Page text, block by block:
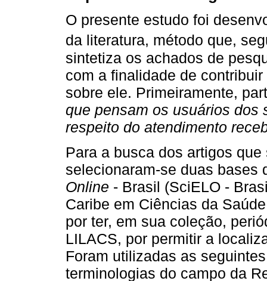
O presente estudo foi
da literatura, método que,
sintetiza os achados de
com a finalidade de
sobre ele. Primeiramente,
que pensam os usuários dos
respeito do atendimento
Para a busca dos artigos
selecionaram-se duas bases
Online - Brasil (SciELO -
Caribe em Ciências da
por ter, em sua coleção,
LILACS, por permitir a
Foram utilizadas as
terminologias do campo da